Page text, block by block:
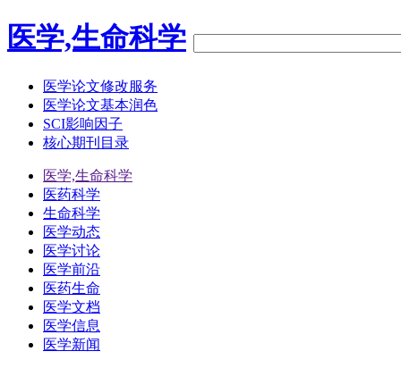
医学,生命科学
医学论文修改服务
医学论文基本润色
SCI影响因子
核心期刊目录
医学,生命科学
医药科学
生命科学
医学动态
医学讨论
医学前沿
医药生命
医学文档
医学信息
医学新闻